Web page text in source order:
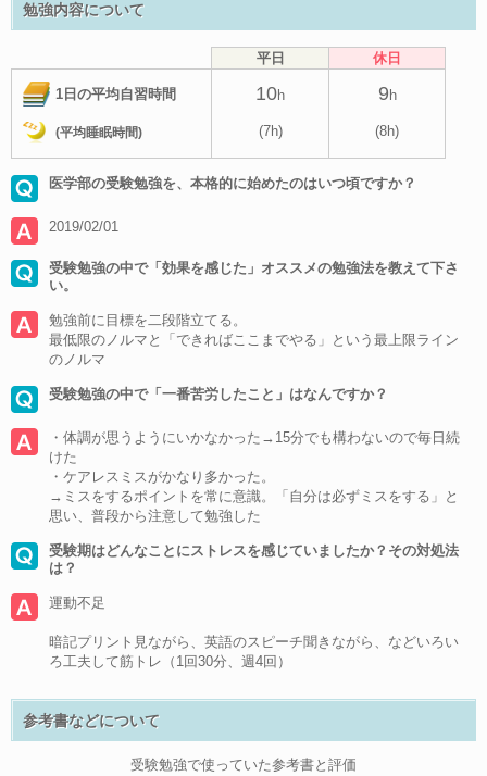
勉強内容について
平日 休日
1日の平均自習時間 10h 9 h
(平均睡眠時間) (7h) (8h)
医学部の受験勉強を、本格的に始めたのはいつ頃ですか？
2019/02/01
受験勉強の中で「効果を感じた」オススメの勉強法を教えて下さ
い。
勉強前に目標を二段階立てる。
最低限のノルマと「できればここまでやる」という最上限ライン
のノルマ
受験勉強の中で「一番苦労したこと」はなんですか？
・体調が思うようにいかなかった→15分でも構わないので毎日続
けた
・ケアレスミスがかなり多かった。
→ミスをするポイントを常に意識。「自分は必ずミスをする」と
思い、普段から注意して勉強した
受験期はどんなことにストレスを感じていましたか？その対処法
は？
運動不足
暗記プリント見ながら、英語のスピーチ聞きながら、などいろい
ろ工夫して筋トレ（1回30分、週4回）
参考書などについて
受験勉強で使っていた参考書と評価